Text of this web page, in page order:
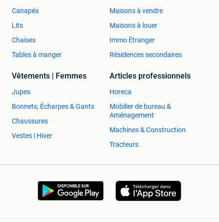
Canapés
Lits
Chaises
Tables à manger
Maisons à vendre
Maisons à louer
Immo Étranger
Résidences secondaires
Vêtements | Femmes
Jupes
Bonnets, Écharpes & Gants
Chaussures
Vestes | Hiver
Articles professionnels
Horeca
Mobilier de bureau &
Aménagement
Machines & Construction
Tracteurs